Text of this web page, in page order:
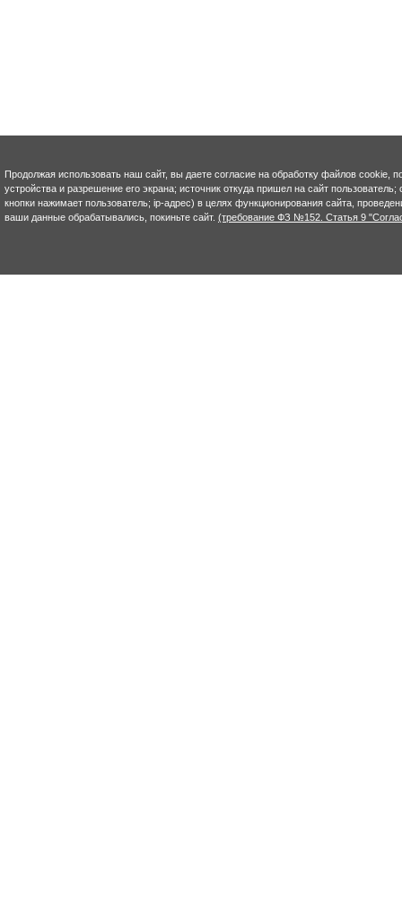
Продолжая использовать наш сайт, вы даете согласие на обработку файлов cookie,
устройства и разрешение его экрана; источник откуда пришел на сайт
кнопки нажимает пользователь; ip-адрес) в целях функционирования сайта,
ваши данные обрабатывались, покиньте сайт. (требование ФЗ №152. Статья 9